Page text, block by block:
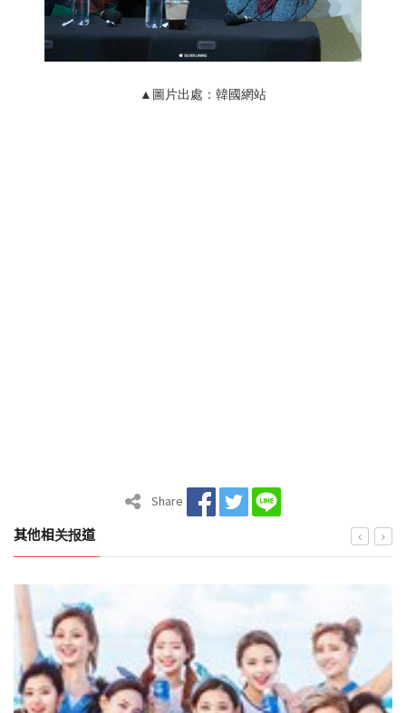
▲圖片出處：韓國網站
Share
其他相关报道